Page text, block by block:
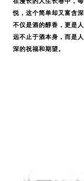
悦，这个简单却又富含
不仅是酒的醇香，更是
远不止于酒本身，而是
深的祝福和期望。